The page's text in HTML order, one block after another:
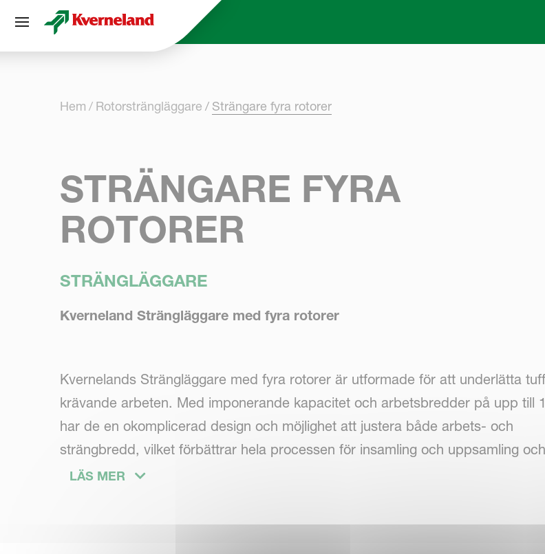
Hem Rotorsträngläggare Strängare fyra rotorer
STRÄNGARE FYRA
ROTORER
STRÄNGLÄGGARE
Kverneland Strängläggare med fyra rotorer
Kvernelands Strängläggare med fyra rotorer är utformade för att underlätta
krävande arbeten. Med imponerande kapacitet och arbetsbredder på upp till
har de en okomplicerad design och möjlighet att justera både arbets- och
strängbredd, vilket förbättrar hela processen för insamling och uppsamling och
anpassar sig till förändrad grödintensitet under säsongen. Kvernelands
LÄS MER
Cookie- hanteringspanel